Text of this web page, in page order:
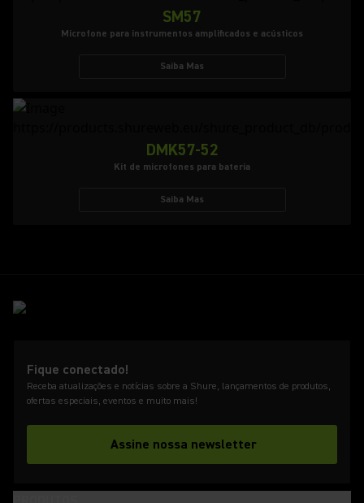
SM57
Microfone para instrumentos amplificados e acústicos
Saiba Mas
DMK57-52
Kit de microfones para bateria
Saiba Mas
Fique conectado!
Receba atualizações e notícias sobre a Shure, lançamentos de produtos,
ofertas especiais, eventos e muito mais!
Assine nossa newsletter